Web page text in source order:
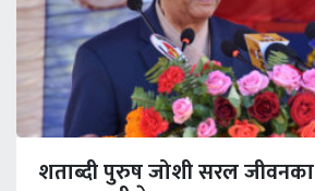
शताब्दी पुरुष जोशी सरल जीवनका